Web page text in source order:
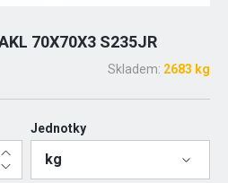
70X70X3 S235JR
Skladem: 2683 kg
Jednotky
kg